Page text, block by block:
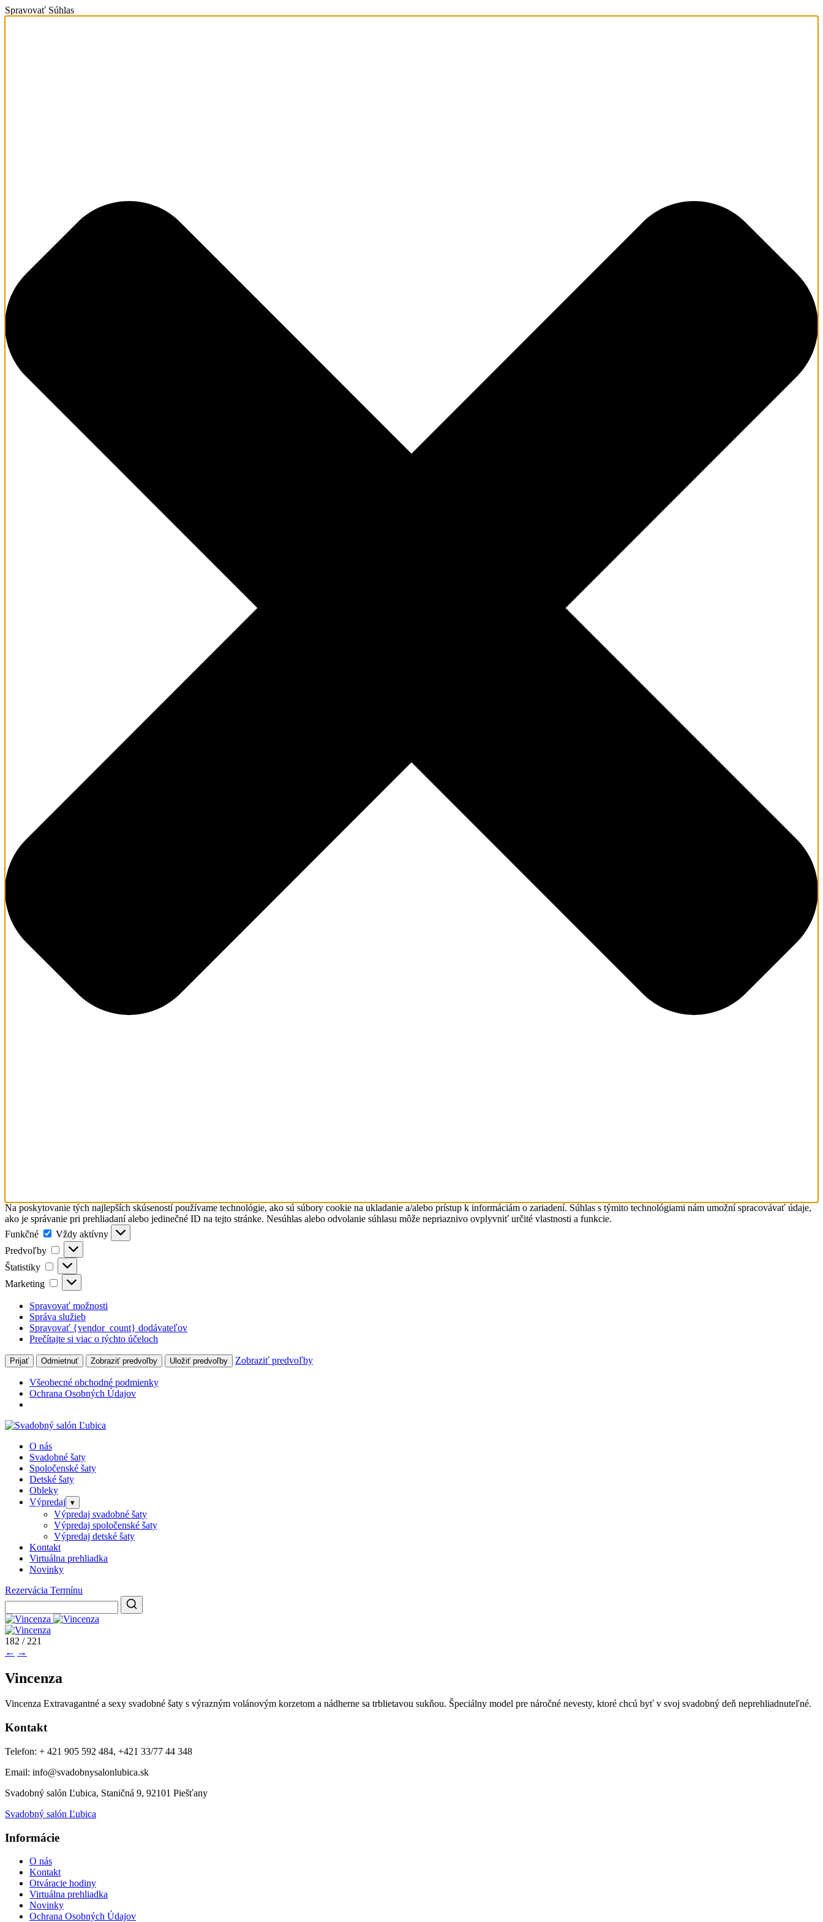
Spravovať Súhlas
Na poskytovanie tých najlepších skúseností používame technológie, ako sú súbory cookie na ukladanie a/alebo prístup k informáciám o zariadení. Súhlas s týmito technológiami nám umožní spracovávať údaje,
ako je správanie pri prehliadaní alebo jedinečné ID na tejto stránke. Nesúhlas alebo odvolanie súhlasu môže nepriaznivo ovplyvniť určité vlastnosti a funkcie.
Funkčné
Funkčné
Vždy aktívny
Predvoľby
Predvoľby
Štatistiky Štatistiky
Marketing Marketing
Spravovať možnosti
Správa služieb
Spravovať {vendor_count} dodávateľov
Prečítajte si viac o týchto účeloch
Prijať Odmietnuť Zobraziť predvoľby Uložiť predvoľby Zobraziť predvoľby
Všeobecné obchodné podmienky
Ochrana Osobných Údajov
O nás
Svadobné šaty
Spoločenské šaty
Detské šaty
Obleky
Výpredaj ▾
Výpredaj svadobné šaty
Výpredaj spoločenské šaty
Výpredaj detské šaty
Kontakt
Virtuálna prehliadka
Novinky
Rezervácia Termínu
182 / 221
← →
Vincenza
Vincenza Extravagantné a sexy svadobné šaty s výrazným volánovým korzetom a nádherne sa trblietavou sukňou. Špeciálny model pre náročné nevesty, ktoré chcú byť v svoj svadobný deň neprehliadnuteľné.
Kontakt
Telefon: + 421 905 592 484, +421 33/77 44 348
Email: info@svadobnysalonlubica.sk
Svadobný salón Ľubica, Staničná 9, 92101 Piešťany
Svadobný salón Ľubica
Informácie
O nás
Kontakt
Otváracie hodiny
Virtuálna prehliadka
Novinky
Ochrana Osobných Údajov